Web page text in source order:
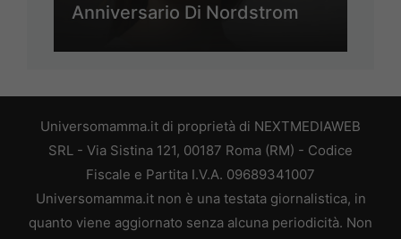
Anniversario Di Nordstrom
Universomamma.it di proprietà di NEXTMEDIAWEB
SRL - Via Sistina 121, 00187 Roma (RM) - Codice
Fiscale e Partita I.V.A. 09689341007
Universomamma.it non è una testata giornalistica, in
quanto viene aggiornato senza alcuna periodicità. Non